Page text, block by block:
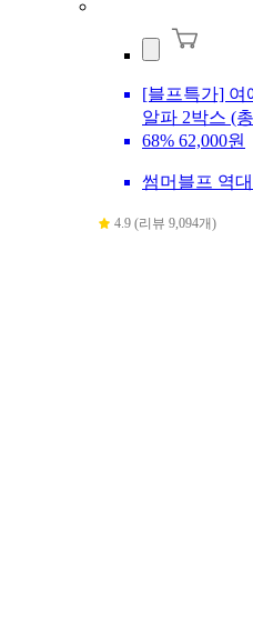
[블프특가] 여
알파 2박스 (
68% 62,000원
썸머블프 역
4.9 (리뷰 9,094개)